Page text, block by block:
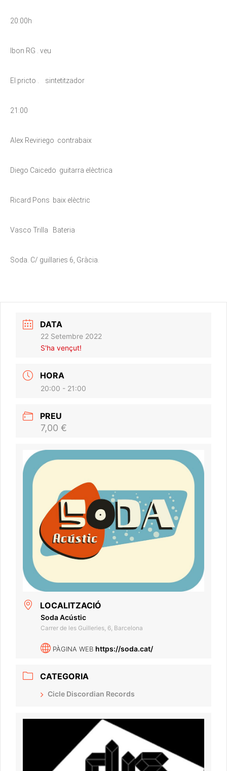
20:00h
Ibon RG . veu
El pricto . sintetitzador
21:00
Alex Reviriego contrabaix
Diego Caicedo guitarra elèctrica
Ricard Pons baix elèctric
Vasco Trilla Bateria
Soda. C/ guillaries 6, Gràcia.
DATA
22 Setembre 2022
S'ha vençut!
HORA
20:00 - 21:00
PREU
7,00 €
LOCALITZACIÓ
Soda Acústic
Carrer de les Guilleries, 6, Barcelona
PÀGINA WEB https://soda.cat/
CATEGORIA
Cicle Discordian Records